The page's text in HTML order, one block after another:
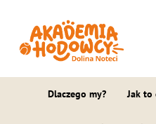
Dlaczego my? Jak to